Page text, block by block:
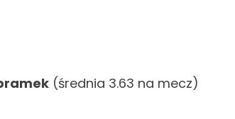
(średnia 3.63 na mecz)